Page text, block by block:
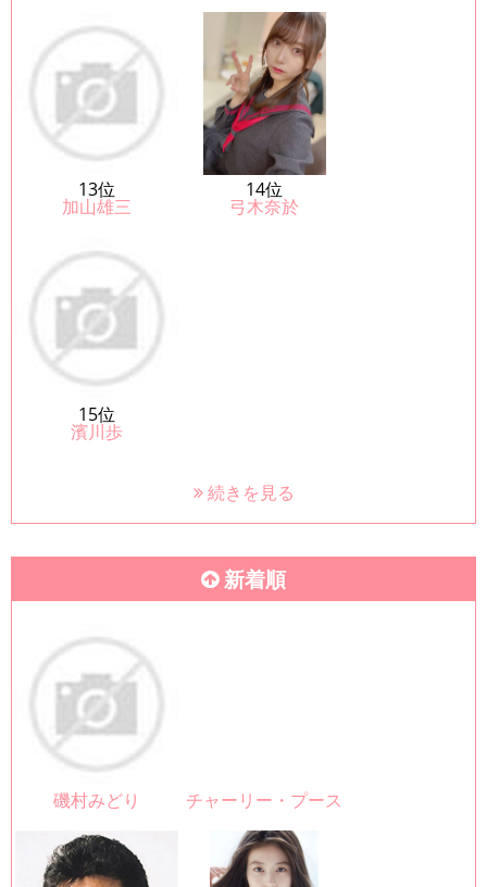
13位
加山雄三
14位
弓木奈於
15位
濱川歩
続きを見る
新着順
磯村みどり チャーリー・プース